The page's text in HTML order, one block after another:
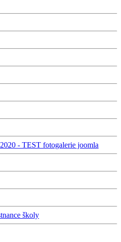
- TEST fotogalerie joomla
školy